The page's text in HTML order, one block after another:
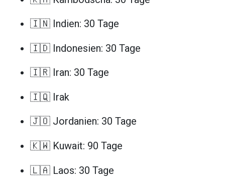
🇮🇳 Indien: 30 Tage
🇮🇩 Indonesien: 30 Tage
🇮🇷 Iran: 30 Tage
🇮🇶 Irak
🇯🇴 Jordanien: 30 Tage
🇰🇼 Kuwait: 90 Tage
🇱🇦 Laos: 30 Tage